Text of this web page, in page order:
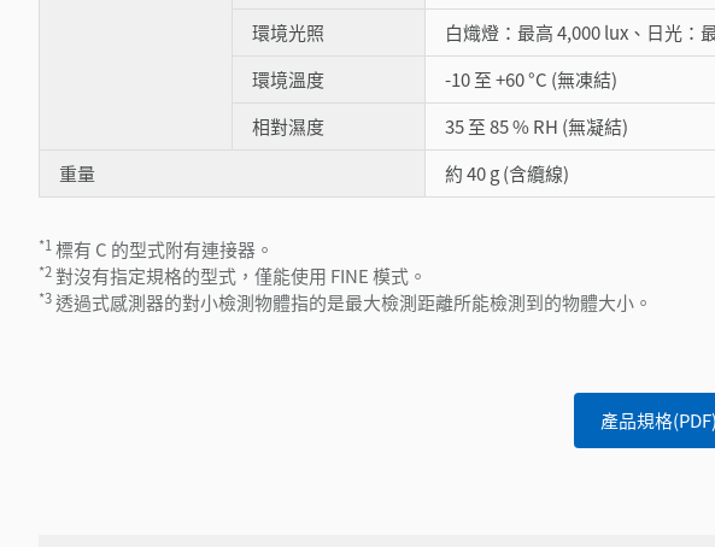
環境光照
白熾燈：最高 4,000 lux、日光：
環境溫度
-10 至 +60 °C (無凍結)
相對濕度
35 至 85 % RH (無凝結)
重量
約 40 g (含纜線)
*1 標有 C 的型式附有連接器。
*2對沒有指定規格的型式，僅能使用 FINE 模式。
*3透過式感測器的對小檢測物體指的是最大檢測距離所能檢測到的物體大小。
產品規格(PDF)